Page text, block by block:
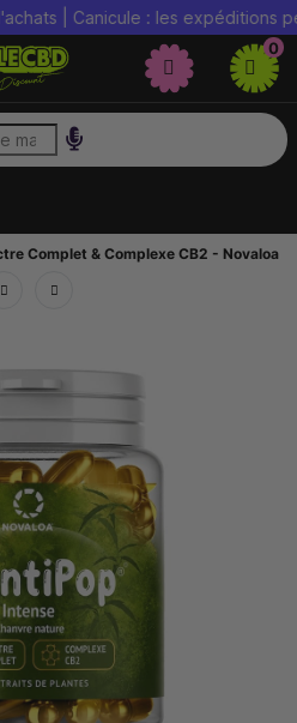
| Canicule : les expéditions
0
Complet & Complexe CB2 - Novaloa